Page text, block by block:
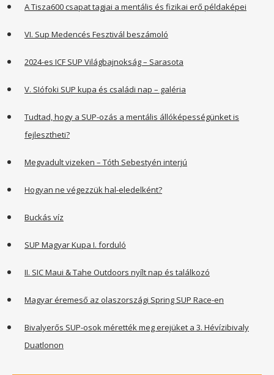
A Tisza600 csapat tagjai a mentális és fizikai erő példaképei
VI. Sup Medencés Fesztivál beszámoló
2024-es ICF SUP Világbajnokság – Sarasota
V. SIófoki SUP kupa és családi nap – galéria
Tudtad, hogy a SUP-ozás a mentális állóképességünket is
fejlesztheti?
Megvadult vizeken – Tóth Sebestyén interjú
Hogyan ne végezzük hal-eledelként?
Buckás víz
SUP Magyar Kupa I. forduló
II. SIC Maui & Tahe Outdoors nyílt nap és találkozó
Magyar éremeső az olaszországi Spring SUP Race-en
Bivalyerős SUP-osok mérették meg erejüket a 3. Hévízibivaly
Duatlonon